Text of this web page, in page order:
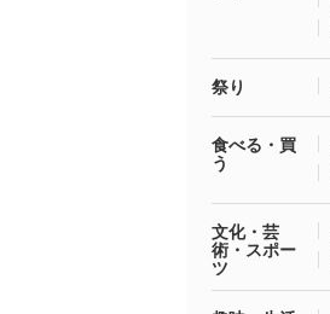
祭り
食べる・買
う
文化・芸
術・スポー
ツ